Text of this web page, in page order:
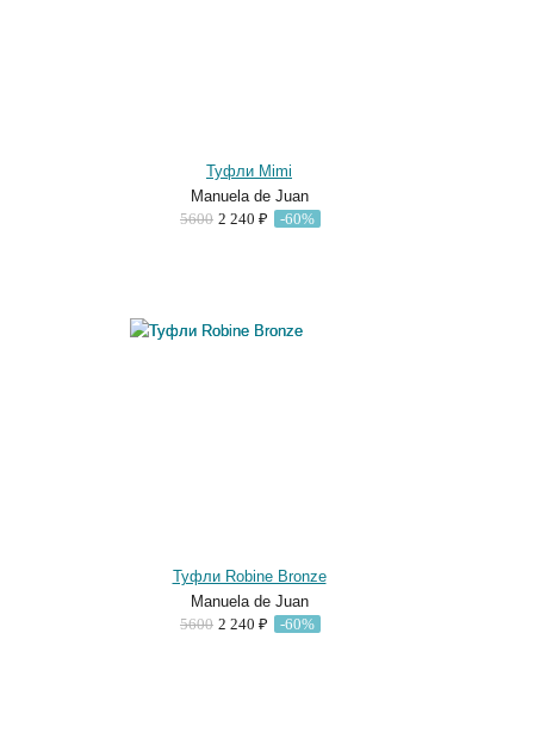
Туфли Mimi
Manuela de Juan
5600 2 240 ₽ -60%
Туфли Robine Bronze
Manuela de Juan
5600 2 240 ₽ -60%